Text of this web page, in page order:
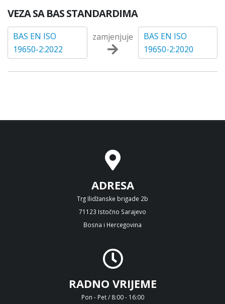
VEZA SA BAS STANDARDIMA
BAS EN ISO
19650-2:2022
zamjenjuje
BAS EN ISO
19650-2:2020
ADRESA
Trg Ilidžanske brigade 2b
71123 Istočno Sarajevo
Bosna i Hercegovina
RADNO VRIJEME
Pon - Pet / 8:00 - 16:00